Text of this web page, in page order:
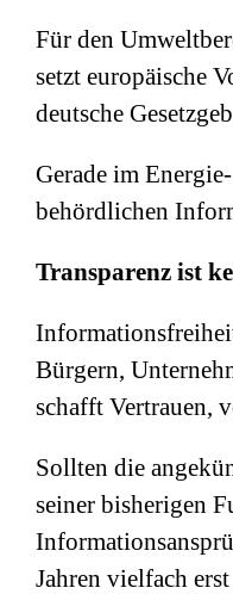
Für den
setzt europäische
deutsche
Gerade im
behördlichen
Transparenz ist
Bürgern,
schafft Vertrauen,
Sollten die
seiner bisherigen
Jahren vielfach